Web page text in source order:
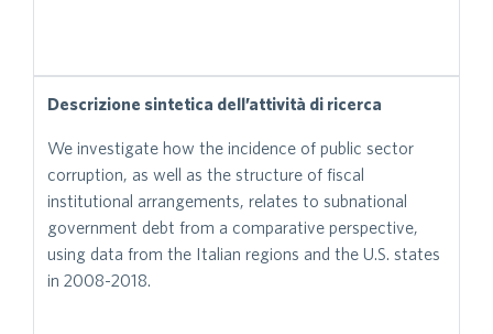
Descrizione sintetica dell’attività di ricerca
We investigate how the incidence of public sector
corruption, as well as the structure of fiscal
institutional arrangements, relates to subnational
government debt from a comparative perspective,
using data from the Italian regions and the U.S. states
in 2008-2018.